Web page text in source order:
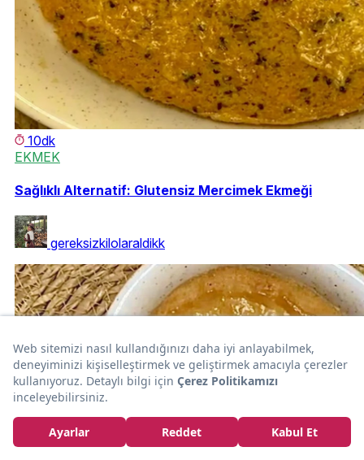
10dk
EKMEK
Sağlıklı Alternatif: Glutensiz Mercimek Ekmeği
gereksizkilolaraldikk